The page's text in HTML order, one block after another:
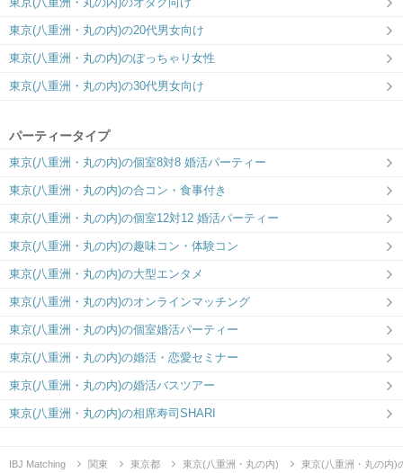
東京(八重洲・丸の内)の20代男女向け
東京(八重洲・丸の内)のぽっちゃり女性
東京(八重洲・丸の内)の30代男女向け
パーティータイプ
東京(八重洲・丸の内)の個室8対8 婚活パーティー
東京(八重洲・丸の内)の合コン・食事付き
東京(八重洲・丸の内)の個室12対12 婚活パーティー
東京(八重洲・丸の内)の趣味コン・体験コン
東京(八重洲・丸の内)の大型エンタメ
東京(八重洲・丸の内)のオンラインマッチング
東京(八重洲・丸の内)の個室婚活パーティー
東京(八重洲・丸の内)の婚活・恋愛セミナー
東京(八重洲・丸の内)の婚活バスツアー
東京(八重洲・丸の内)の相席寿司SHARI
IBJ Matching 関東 東京都 東京(八重洲・丸の内) 東京(八重洲・丸の内)